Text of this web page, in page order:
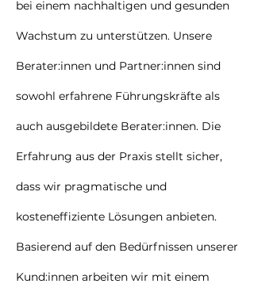
bei einem nachhaltigen und gesunden
Wachstum zu unterstützen. Unsere
Berater:innen und Partner:innen sind
sowohl erfahrene Führungskräfte als
auch ausgebildete Berater:innen. Die
Erfahrung aus der Praxis stellt sicher,
dass wir pragmatische und
kosteneffiziente Lösungen anbieten.
Basierend auf den Bedürfnissen unserer
Kund:innen arbeiten wir mit einem